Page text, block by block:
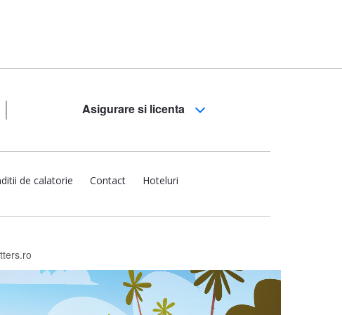
Asigurare si licenta
de calatorie Contact Hoteluri